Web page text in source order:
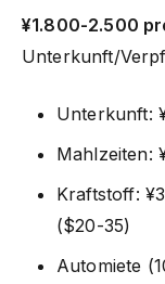
¥1.800-2.500
Unterkunft/
Unterkunft:
Mahlzeiten:
Kraftstoff:
($20-35)
Automiete